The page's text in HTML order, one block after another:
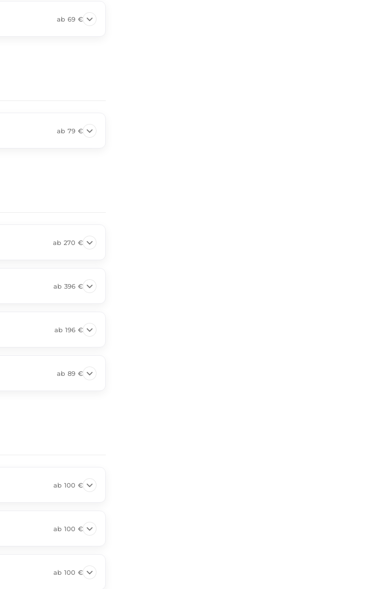
ab 69 €
ab 79 €
ab 270 €
ab 396 €
ab 196 €
ab 89 €
ab 100 €
ab 100 €
ab 100 €